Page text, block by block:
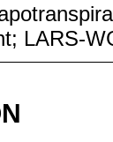
LARS-